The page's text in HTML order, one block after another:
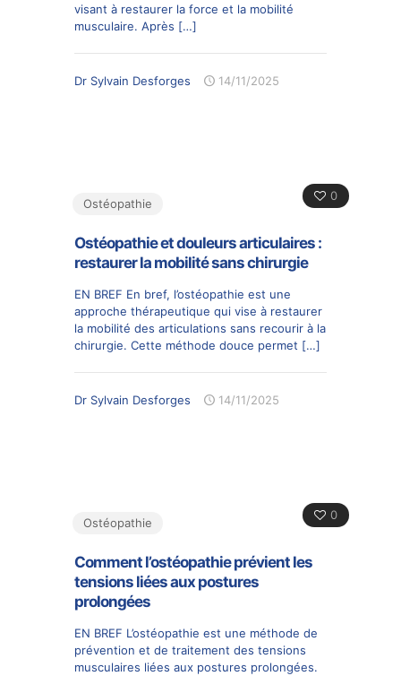
visant à restaurer la force et la mobilité
musculaire. Après […]
Dr Sylvain Desforges 14/11/2025
0
Ostéopathie
Ostéopathie et douleurs articulaires :
restaurer la mobilité sans chirurgie
EN BREF En bref, l’ostéopathie est une
approche thérapeutique qui vise à restaurer
la mobilité des articulations sans recourir à la
chirurgie. Cette méthode douce permet […]
Dr Sylvain Desforges 14/11/2025
0
Ostéopathie
Comment l’ostéopathie prévient les
tensions liées aux postures
prolongées
EN BREF L’ostéopathie est une méthode de
prévention et de traitement des tensions
musculaires liées aux postures prolongées.